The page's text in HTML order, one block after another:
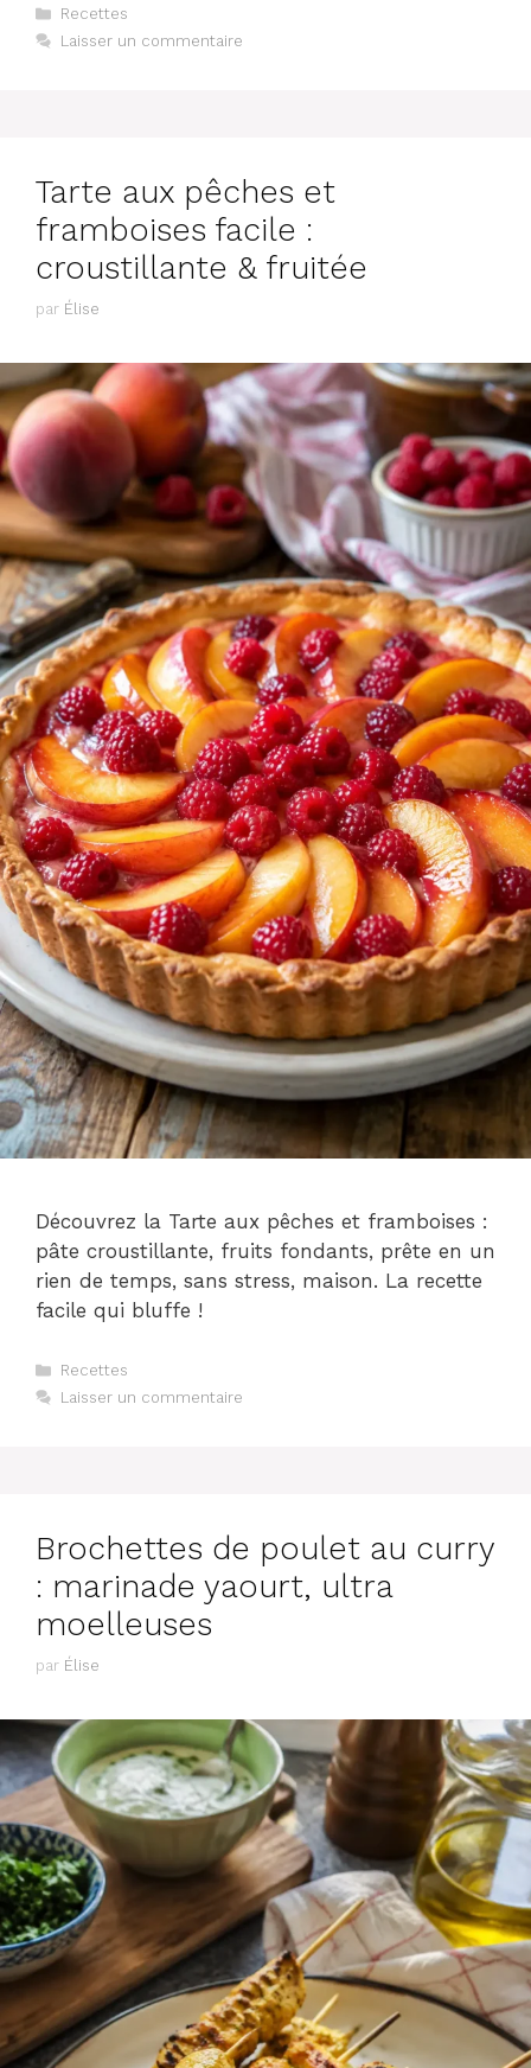
Catégories
Recettes
Laisser un commentaire
Tarte aux pêches et
framboises facile :
croustillante & fruitée
par Élise
Découvrez la Tarte aux pêches et framboises :
pâte croustillante, fruits fondants, prête en un
rien de temps, sans stress, maison. La recette
facile qui bluffe !
Catégories
Recettes
Laisser un commentaire
Brochettes de poulet au curry
: marinade yaourt, ultra
moelleuses
par Élise